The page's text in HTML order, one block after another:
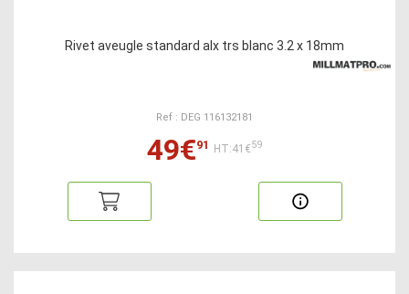
Rivet aveugle standard alx trs blanc 3.2 x 18mm
Ref : DEG 116132181
49€91 HT:41€59